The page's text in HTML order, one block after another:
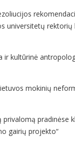
rektorių
kultūrinė
mokinių
pradinėse
gairių projekto“